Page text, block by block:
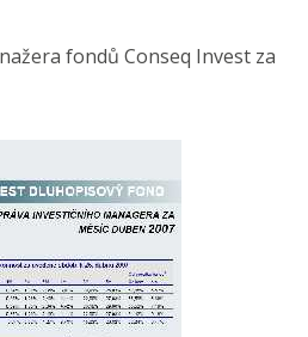
fondů Conseq Invest za